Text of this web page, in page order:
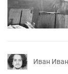
Иван